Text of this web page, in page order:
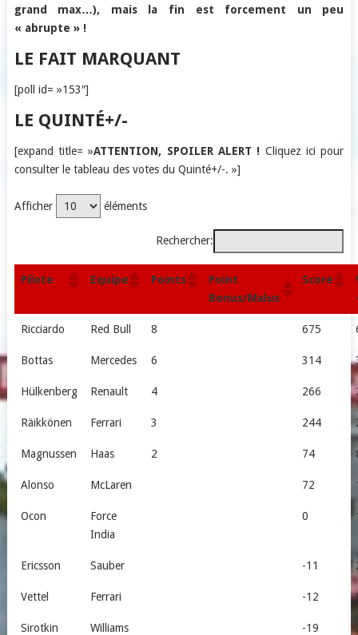
grand max…), mais la fin est forcement un peu
« abrupte » !
LE FAIT MARQUANT
[poll id= »153″]
LE QUINTÉ+/-
[expand title= »ATTENTION, SPOILER ALERT ! Cliquez ici pour
consulter le tableau des votes du Quinté+/-. »]
Afficher éléments
Rechercher:
Pilote Equipe Points
Point
Bonus/Malus
Score
Ricciardo Red Bull 8 675
Bottas Mercedes 6 314
Hülkenberg Renault 4 266
Räikkönen Ferrari 3 244
Magnussen Haas 2 74
Alonso McLaren 72
Ocon
Force
India
0
Ericsson Sauber -11
Vettel Ferrari -12
Sirotkin Williams -19